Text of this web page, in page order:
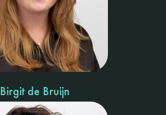
Birgit de Bruijn